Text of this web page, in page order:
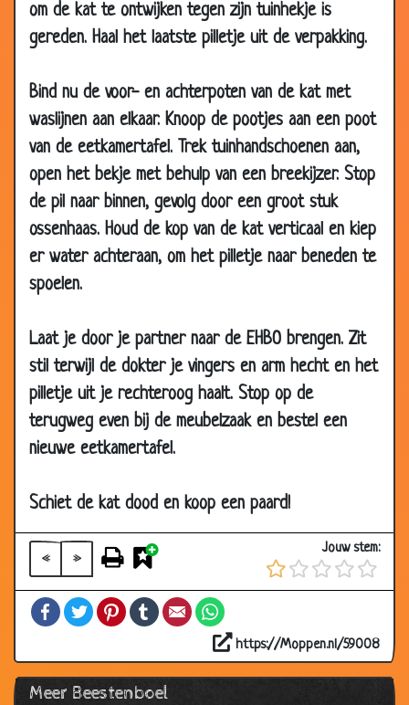
om de kat te ontwijken tegen zijn tuinhekje is
gereden. Haal het laatste pilletje uit de verpakking.
Bind nu de voor- en achterpoten van de kat met
waslijnen aan elkaar. Knoop de pootjes aan een poot
van de eetkamertafel. Trek tuinhandschoenen aan,
open het bekje met behulp van een breekijzer. Stop
de pil naar binnen, gevolg door een groot stuk
ossenhaas. Houd de kop van de kat verticaal en kiep
er water achteraan, om het pilletje naar beneden te
spoelen.
Laat je door je partner naar de EHBO brengen. Zit
stil terwijl de dokter je vingers en arm hecht en het
pilletje uit je rechteroog haalt. Stop op de
terugweg even bij de meubelzaak en bestel een
nieuwe eetkamertafel.
Schiet de kat dood en koop een paard!
« »
Jouw stem:
FacebookTwitterPinterestTumblrEmail
https://Moppen.nl/59008
Meer Beestenboel
11 Feb 2011
De gorilla
14 Jan 2011
3.34
06 Aug
2010
Bergen in zicht
28 Jul 2010
3.23
28 Jul 2010
Hoezo hoofdpijn?!
2.13
19 Jul 2010
Racepaard
29 Jun 2010
Poker
3.07
28 Apr 2010 Het moraal
3.26
28 Apr 2010
28 Apr 2010
Lekker maaltijd
28 Apr 2010
Afgeleid
28 Apr 2010
Verstoppen in de jungle
23 Apr 2010
Zeg niets tegen de papagaai!
20 Jan 2010
Solliciteren
20 Jan 2010
Steeds duurder
3.26
Betalen
2.67
06 Jan 2010 Tamme leeuw
06 Jan 2010
Bijzondere hond
06 Jan 2010 Brutale bestelling
3.02
06 Jan 2010 Lekker gezond